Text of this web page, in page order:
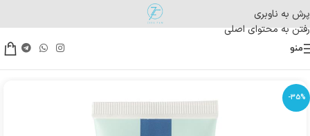
پرش به ناوبری
رفتن به محتوای اصلی
منو
-35%